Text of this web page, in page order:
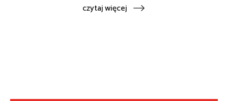
czytaj więcej